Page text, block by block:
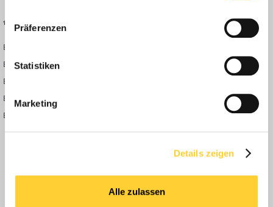
Präferenzen
Statistiken
Marketing
Details zeigen
Alle zulassen
BAUFORUM24
Bauforum24 News
Bauforum24 TV
BF24 Mediathek
BF24 Fotostrecken
Bauforum Shop
Inside